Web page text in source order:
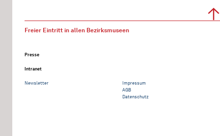
Freier Eintritt in allen Bezirksmuseen
Presse
Intranet
Newsletter
Impressum
AGB
Datenschutz